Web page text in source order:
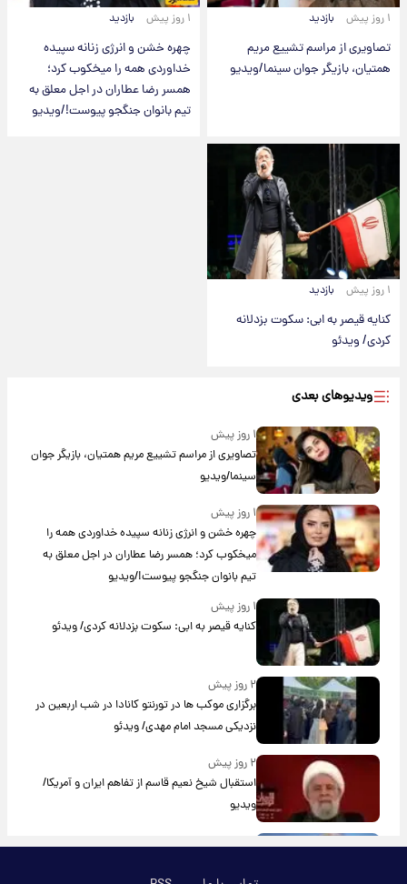
۱ روز پیش بازدید
تصاویری از مراسم تشییع مریم
همتیان، بازیگر جوان سینما/ویدیو
۱ روز پیش بازدید
چهره خشن و انرژی زنانه سپیده
خداوردی همه را میخکوب کرد؛
همسر رضا عطاران در اجل معلق به
تیم بانوان جنگجو پیوست!/ویدیو
۱ روز پیش بازدید
کنایه قیصر به ابی: سکوت بزدلانه
کردی/ ویدئو
ویدیوهای بعدی
۱ روز پیش
تصاویری از مراسم تشییع مریم همتیان، بازیگر جوان
سینما/ویدیو
۱ روز پیش
چهره خشن و انرژی زنانه سپیده خداوردی همه را
میخکوب کرد؛ همسر رضا عطاران در اجل معلق به
تیم بانوان جنگجو پیوست!/ویدیو
۱ روز پیش
کنایه قیصر به ابی: سکوت بزدلانه کردی/ ویدئو
۲ روز پیش
برگزاری موکب ها در تورنتو کانادا در شب اربعین در
نزدیکی مسجد امام مهدی/ ویدئو
۲ روز پیش
استقبال شیخ نعیم قاسم از تفاهم ایران و آمریکا/
ویدیو